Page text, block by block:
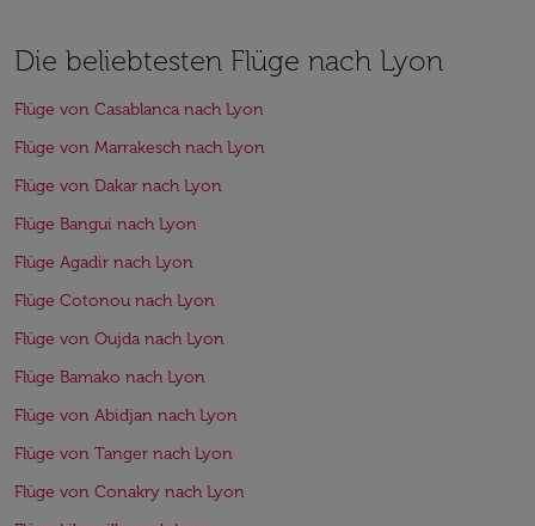
Die beliebtesten Flüge nach Lyon
Flüge von Casablanca nach Lyon
Flüge von Marrakesch nach Lyon
Flüge von Dakar nach Lyon
Flüge Bangui nach Lyon
Flüge Agadir nach Lyon
Flüge Cotonou nach Lyon
Flüge von Oujda nach Lyon
Flüge Bamako nach Lyon
Flüge von Abidjan nach Lyon
Flüge von Tanger nach Lyon
Flüge von Conakry nach Lyon